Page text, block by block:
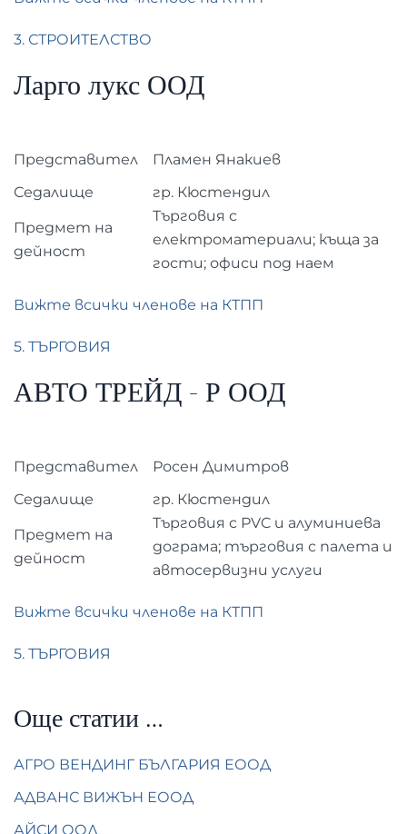
3. СТРОИТЕЛСТВО
Ларго лукс ООД
Представител
Пламен Янакиев
Седалище
гр. Кюстендил
Предмет на
дейност
Търговия с
електроматериали; къща за
гости; офиси под наем
Вижте всички членове на КТПП
5. ТЪРГОВИЯ
АВТО ТРЕЙД - Р ООД
Представител
Росен Димитров
Седалище
гр. Кюстендил
Предмет на
дейност
Търговия с PVC и алуминиева
дограма; търговия с палета и
автосервизни услуги
Вижте всички членове на КТПП
5. ТЪРГОВИЯ
Още статии …
АГРО ВЕНДИНГ БЪЛГАРИЯ ЕООД
АДВАНС ВИЖЪН ЕООД
АЙСИ ООД